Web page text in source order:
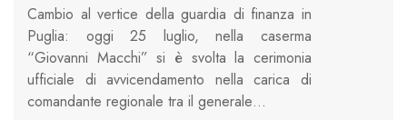
Cambio al vertice della guardia di finanza in
Puglia: oggi 25 luglio, nella caserma
“Giovanni Macchi” si è svolta la cerimonia
ufficiale di avvicendamento nella carica di
comandante regionale tra il generale…